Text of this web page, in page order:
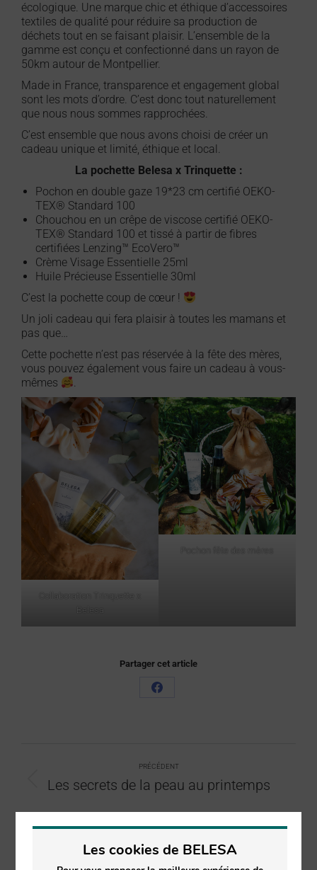
écologique. Une marque chic et éthique d’accessoires
textiles de qualité pour réduire sa production de
déchets tout en se faisant plaisir. L’ensemble de la
gamme est conçu et confectionné dans un rayon de
50km autour de Montpellier.
Made in France, transparence et engagement global
sont les mots d’ordre. C’est donc tout naturellement
que nous nous sommes rapprochées.
C’est ensemble que nous avons choisi de créer un
cadeau unique et limité, éthique et local.
La pochette Belesa x Trinquette :
Pochon en double gaze 19*23 cm certifié OEKO-
TEX® Standard 100
Chouchou en un crêpe de viscose certifié OEKO-
TEX® Standard 100 et tissé à partir de fibres
certifiées Lenzing™ EcoVero™
Crème Visage Essentielle 25ml
Huile Précieuse Essentielle 30ml
C’est la pochette coup de cœur !
Un joli cadeau qui fera plaisir à toutes les mamans et
pas que…
Cette pochette n’est pas réservée à la fête des mères,
vous pouvez également vous faire un cadeau à vous-
mêmes
.
Belesa
Partager cet article
PRÉCÉDENT
Les secrets de la peau au printemps
Les cookies de BELESA